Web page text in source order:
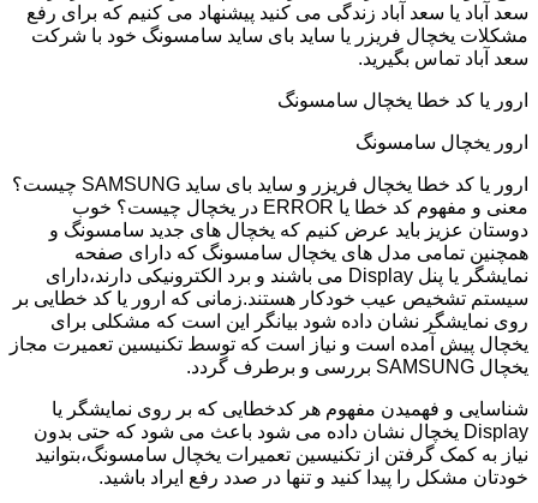
سعد آباد یا سعد آباد زندگی می کنید پیشنهاد می کنیم که برای رفع
مشکلات یخچال فریزر یا ساید بای ساید سامسونگ خود با شرکت
سعد آباد تماس بگیرید.
ارور یا کد خطا یخچال سامسونگ
ارور یخچال سامسونگ
ارور یا کد خطا یخچال فریزر و ساید بای ساید SAMSUNG چیست؟
معنی و مفهوم کد خطا یا ERROR در یخچال چیست؟ خوب
دوستان عزیز باید عرض کنیم که یخچال های جدید سامسونگ و
همچنین تمامی مدل های یخچال سامسونگ که دارای صفحه
نمایشگر یا پنل Display می باشند و برد الکترونیکی دارند،دارای
سیستم تشخیص عیب خودکار هستند.زمانی که ارور یا کد خطایی بر
روی نمایشگر نشان داده شود بیانگر این است که مشکلی برای
یخچال پیش آمده است و نیاز است که توسط تکنیسین تعمیرت مجاز
یخچال SAMSUNG بررسی و برطرف گردد.
شناسایی و فهمیدن مفهوم هر کدخطایی که بر روی نمایشگر یا
Display یخچال نشان داده می شود باعث می شود که حتی بدون
نیاز به کمک گرفتن از تکنیسین تعمیرات یخچال سامسونگ،بتوانید
خودتان مشکل را پیدا کنید و تنها در صدد رفع ایراد باشید.